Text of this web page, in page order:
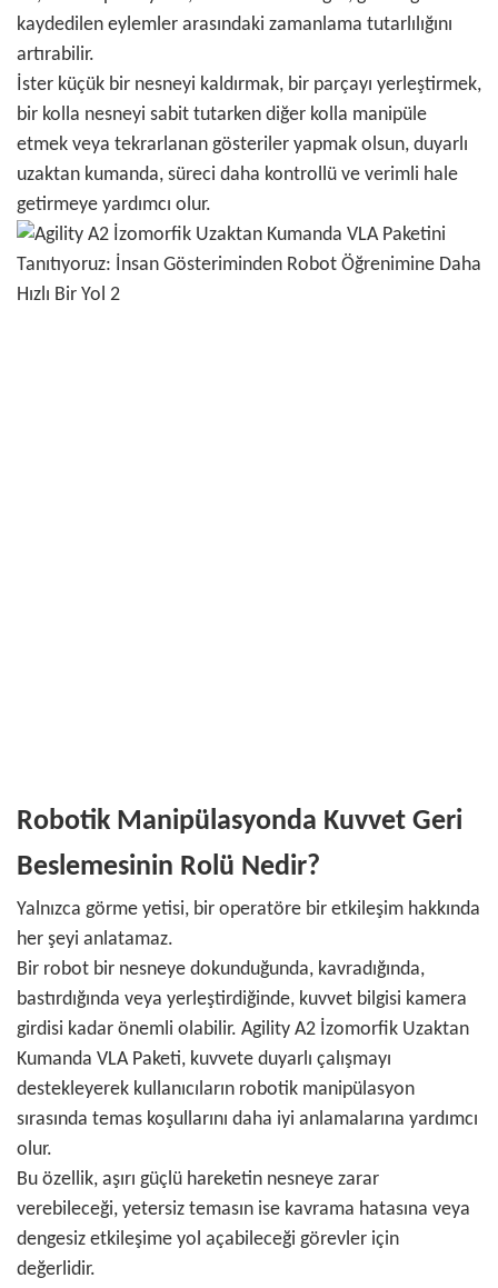
kaydedilen eylemler arasındaki zamanlama tutarlılığını
artırabilir.
İster küçük bir nesneyi kaldırmak, bir parçayı yerleştirmek,
bir kolla nesneyi sabit tutarken diğer kolla manipüle
etmek veya tekrarlanan gösteriler yapmak olsun, duyarlı
uzaktan kumanda, süreci daha kontrollü ve verimli hale
getirmeye yardımcı olur.
Robotik Manipülasyonda Kuvvet Geri
Beslemesinin Rolü Nedir?
Yalnızca görme yetisi, bir operatöre bir etkileşim hakkında
her şeyi anlatamaz.
Bir robot bir nesneye dokunduğunda, kavradığında,
bastırdığında veya yerleştirdiğinde, kuvvet bilgisi kamera
girdisi kadar önemli olabilir. Agility A2 İzomorfik Uzaktan
Kumanda VLA Paketi, kuvvete duyarlı çalışmayı
destekleyerek kullanıcıların robotik manipülasyon
sırasında temas koşullarını daha iyi anlamalarına yardımcı
olur.
Bu özellik, aşırı güçlü hareketin nesneye zarar
verebileceği, yetersiz temasın ise kavrama hatasına veya
dengesiz etkileşime yol açabileceği görevler için
değerlidir.